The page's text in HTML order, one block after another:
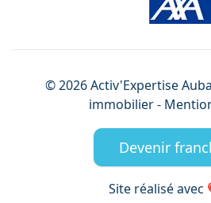
©2026Activ'Expertise
immobilier -
Devenir
Site réalisé